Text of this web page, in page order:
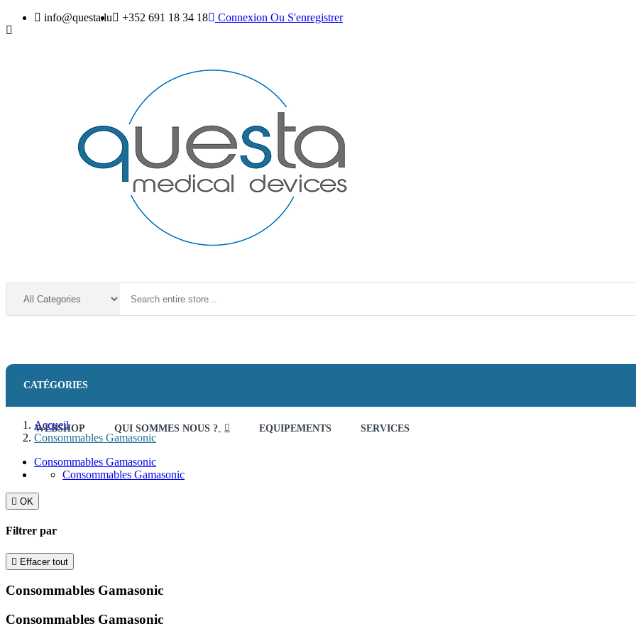
info@questa.lu +352 691 18 34 18 Connexion Ou S'enregistrer
CATÉGORIES
WEBSHOP QUI SOMMES NOUS ? EQUIPEMENTS SERVICES
Accueil
Consommables Gamasonic
Consommables Gamasonic
Consommables Gamasonic
 OK
Filtrer par
 Effacer tout
Consommables Gamasonic
Consommables Gamasonic